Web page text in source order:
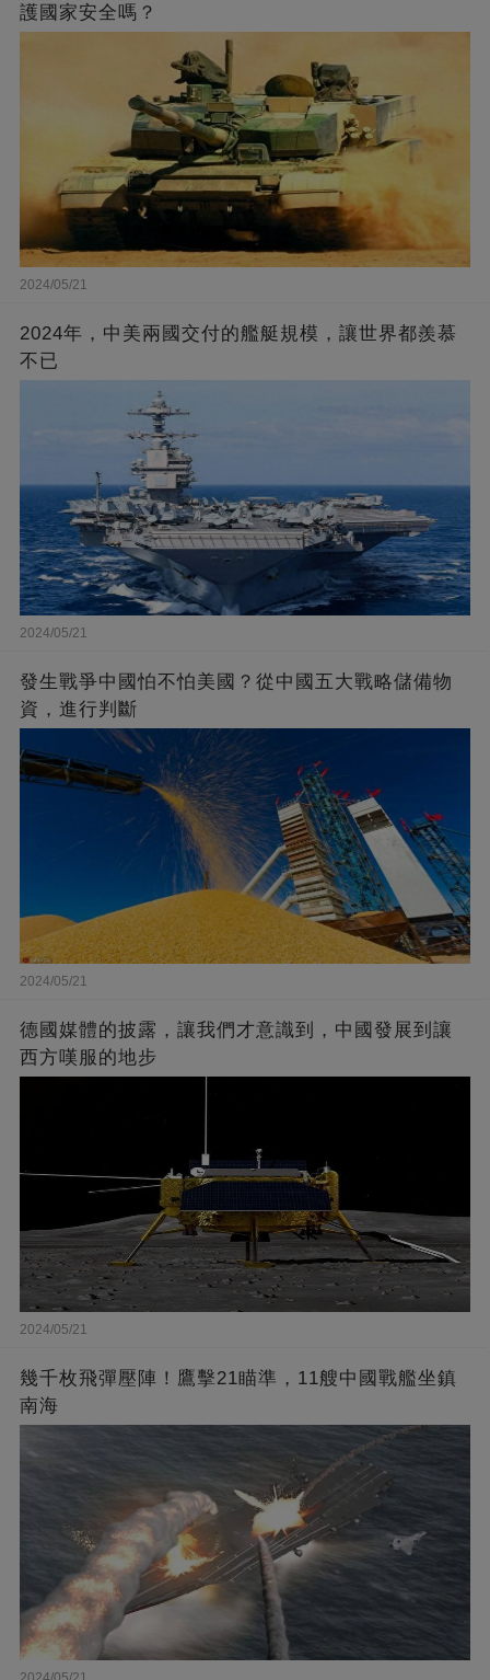
護國家安全嗎？
2024/05/21
2024年，中美兩國交付的艦艇規模，讓世界都羨慕
不已
2024/05/21
發生戰爭中國怕不怕美國？從中國五大戰略儲備物
資，進行判斷
2024/05/21
德國媒體的披露，讓我們才意識到，中國發展到讓
西方嘆服的地步
2024/05/21
幾千枚飛彈壓陣！鷹擊21瞄準，11艘中國戰艦坐鎮
南海